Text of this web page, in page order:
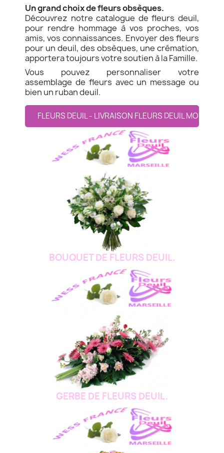
Un grand choix de fleurs obsèques.
Découvrez notre catalogue de fleurs deuil,
pour rendre hommage à vos proches, vos
amis, vos connaissances. Envoyer des fleurs
pour un deuil, des obsèques, une crémation,
apportera toujours votre soutien à la Famille.
Vous pouvez personnaliser votre
assemblage de fleurs avec un message ou
bien un ruban deuil.
FLEURS DEUIL - LIVRAISON FLEURS DEUIL MORIEZ
BOUQUET DE FLEURS DEUIL.
GERBE DE FLEURS DEUIL.